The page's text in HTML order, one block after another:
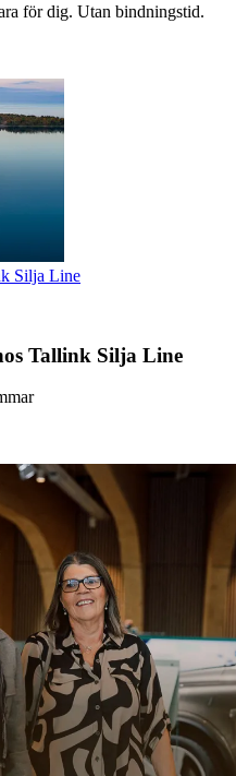
för dig. Utan bindningstid.
Silja Line
Tallink Silja Line